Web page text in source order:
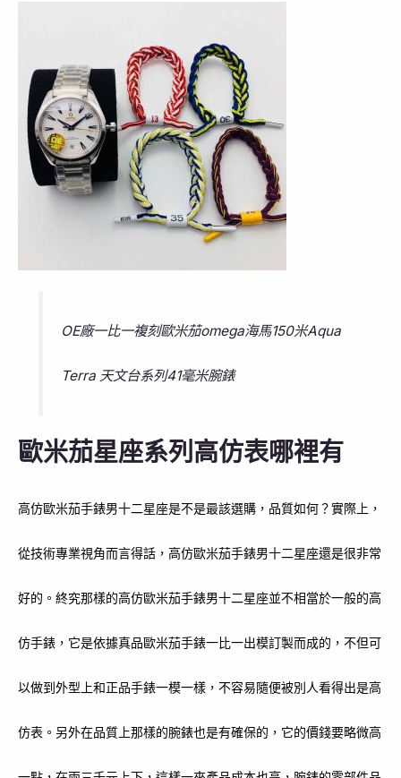
OE廠一比一複刻歐米茄omega海馬150米Aqua
Terra 天文台系列41毫米腕錶
歐米茄星座系列高仿表哪裡有
高仿歐米茄手錶男十二星座是不是最該選購，品質如何？實際上，
從技術專業視角而言得話，高仿歐米茄手錶男十二星座還是很非常
好的。終究那樣的高仿歐米茄手錶男十二星座並不相當於一般的高
仿手錶，它是依據真品歐米茄手錶一比一出模訂製而成的，不但可
以做到外型上和正品手錶一模一樣，不容易隨便被別人看得出是高
仿表。另外在品質上那樣的腕錶也是有確保的，它的價錢要略微高